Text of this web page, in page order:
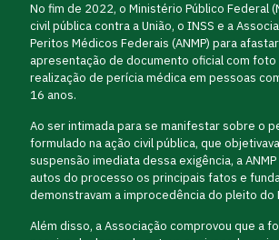
No fim de 2022, o Ministério Público Federal
civil pública contra a União, o INSS e a
Peritos Médicos Federais (ANMP) para
apresentação de documento oficial com foto
realização de perícia médica em pessoas
16 anos.
Ao ser intimada para se manifestar sobre o
formulado na ação civil pública, que
suspensão imediata dessa exigência, a
autos do processo os principais fatos e
demonstravam a improcedência do pleito do
Além disso, a Associação comprovou que a